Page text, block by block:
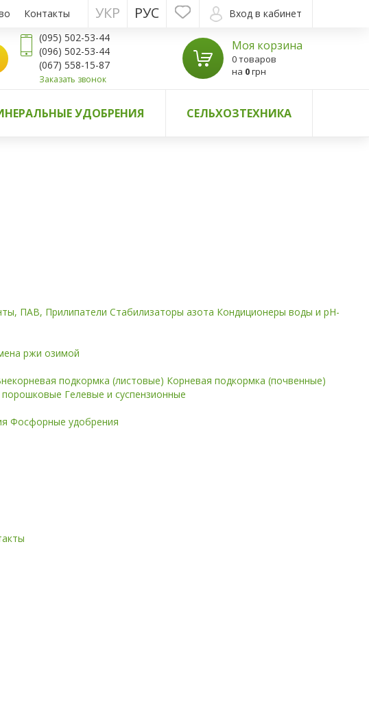
Контакты Вход в кабинет
РУС
УКР
(095) 502-53-44
(096) 502-53-44
(067) 558-15-87
Заказать звонок
Моя корзина
0 товаров
на 0грн
УДОБРЕНИЯ СЕЛЬХОЗТЕХНИКА
ПАВ, Прилипатели Стабилизаторы азота Кондиционеры воды и pH-
ржи озимой
подкормка (листовые) Корневая подкормка (почвенные)
порошковые Гелевые и суспензионные
Фосфорные удобрения